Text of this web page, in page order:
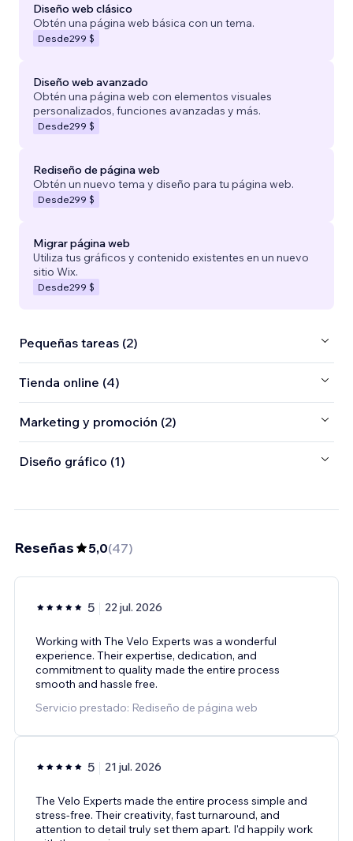
Diseño web clásico
Obtén una página web básica con un tema.
Desde299 $
Diseño web avanzado
Obtén una página web con elementos visuales
personalizados, funciones avanzadas y más.
Desde299 $
Rediseño de página web
Obtén un nuevo tema y diseño para tu página web.
Desde299 $
Migrar página web
Utiliza tus gráficos y contenido existentes en un nuevo
sitio Wix.
Desde299 $
Pequeñas tareas (2)
Tienda online (4)
Marketing y promoción (2)
Diseño gráfico (1)
Reseñas 5,0(47)
5 22 jul. 2026
Working with The Velo Experts was a wonderful
experience. Their expertise, dedication, and
commitment to quality made the entire process
smooth and hassle free.
Servicio prestado: Rediseño de página web
5 21 jul. 2026
The Velo Experts made the entire process simple and
stress-free. Their creativity, fast turnaround, and
attention to detail truly set them apart. I'd happily work